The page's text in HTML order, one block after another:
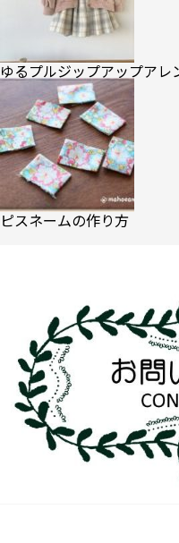
ゆるプルジップアップアレ
ピスネームの作り方